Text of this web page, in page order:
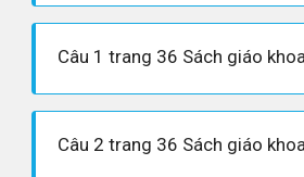
Câu 1 trang 36 Sách giáo
Câu 2 trang 36 Sách giáo